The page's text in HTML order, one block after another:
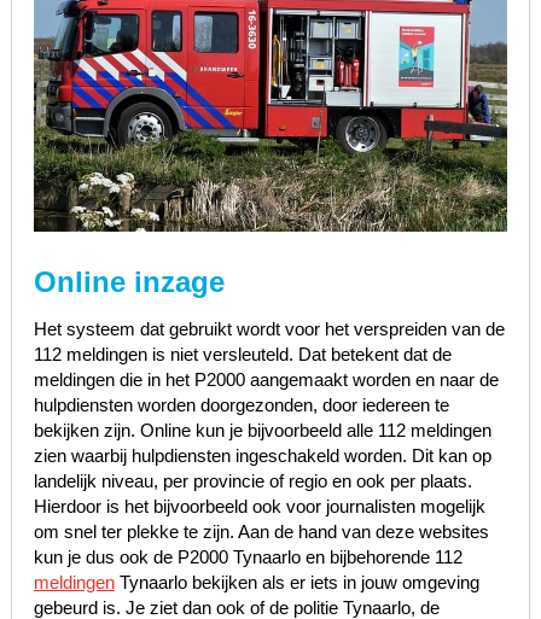
Online inzage
Het systeem dat gebruikt wordt voor het verspreiden van de
112 meldingen is niet versleuteld. Dat betekent dat de
meldingen die in het P2000 aangemaakt worden en naar de
hulpdiensten worden doorgezonden, door iedereen te
bekijken zijn. Online kun je bijvoorbeeld alle 112 meldingen
zien waarbij hulpdiensten ingeschakeld worden. Dit kan op
landelijk niveau, per provincie of regio en ook per plaats.
Hierdoor is het bijvoorbeeld ook voor journalisten mogelijk
om snel ter plekke te zijn. Aan de hand van deze websites
kun je dus ook de P2000 Tynaarlo en bijbehorende 112
meldingenTynaarlo bekijken als er iets in jouw omgeving
gebeurd is. Je ziet dan ook of de politie Tynaarlo, de